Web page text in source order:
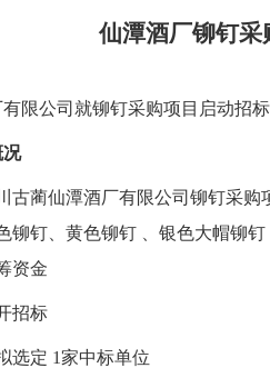
仙潭酒厂铆钉采
限公司就铆钉采购项目启动招
况
古蔺仙潭酒厂有限公司 铆钉采购
铆钉、 黄色铆钉 银色大帽铆钉
资金
招标
选定 1家中标单位